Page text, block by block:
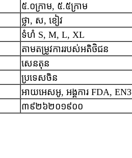
៥.០ក្រាម, ៥.៥ក្រាម
ថ្លា, ស, ខៀវ
ទំហំ S, M, L, XL
តាមតម្រូវការរបស់អតិថិជន
សេនតុន
ប្រទេសចិន
អាយអេសអូ, អង្គការ FDA,
៣៩២៦២០១៩០០